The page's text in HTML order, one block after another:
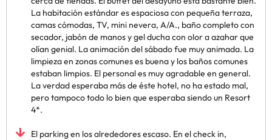
La habitación estándar es espaciosa con pequeña terraza,
camas cómodas, TV, mini nevera, A/A., baño completo con
secador, jabón de manos y gel ducha con olor a azahar que
olían genial. La animación del sábado fue muy animada. La
limpieza en zonas comunes es buena y los baños comunes
estaban limpios. El personal es muy agradable en general.
La verdad esperaba más de éste hotel, no ha estado mal,
pero tampoco todo lo bien que esperaba siendo un Resort
4*.
El parking en los alrededores escaso. En el check in,